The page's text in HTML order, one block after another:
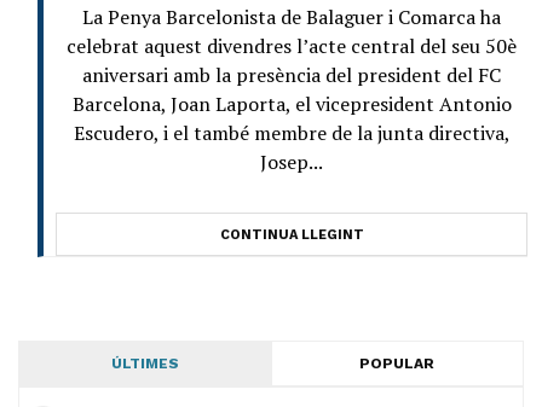
La Penya Barcelonista de Balaguer i Comarca ha
celebrat aquest divendres l’acte central del seu 50è
aniversari amb la presència del president del FC
Barcelona, Joan Laporta, el vicepresident Antonio
Escudero, i el també membre de la junta directiva,
Josep...
CONTINUA LLEGINT
ÚLTIMES POPULAR